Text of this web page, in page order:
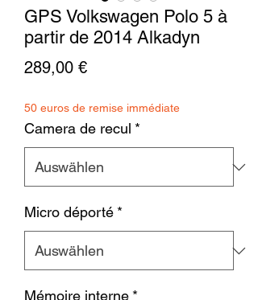
GPS Volkswagen Polo 5 à
partir de 2014 Alkadyn
289,00 €Preis
50 euros de remise immédiate
Camera de recul *
Micro déporté *
Mémoire interne *